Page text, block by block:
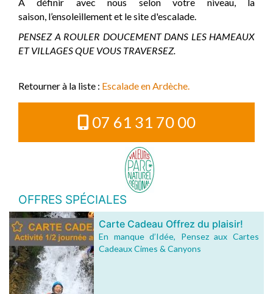
saison, l’ensoleillement et le site d'escalade.
PENSEZ A ROULER DOUCEMENT DANS LES HAMEAUX
ET VILLAGES QUE VOUS TRAVERSEZ.
Retourner à la liste : Escalade en Ardèche.
07 61 31 70 00
OFFRES SPÉCIALES
Carte Cadeau Offrez du plaisir!
En manque d’Idée, Pensez aux Cartes
Cadeaux Cimes & Canyons